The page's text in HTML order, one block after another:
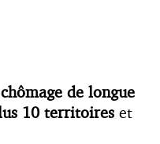
de longue
10 territoires et